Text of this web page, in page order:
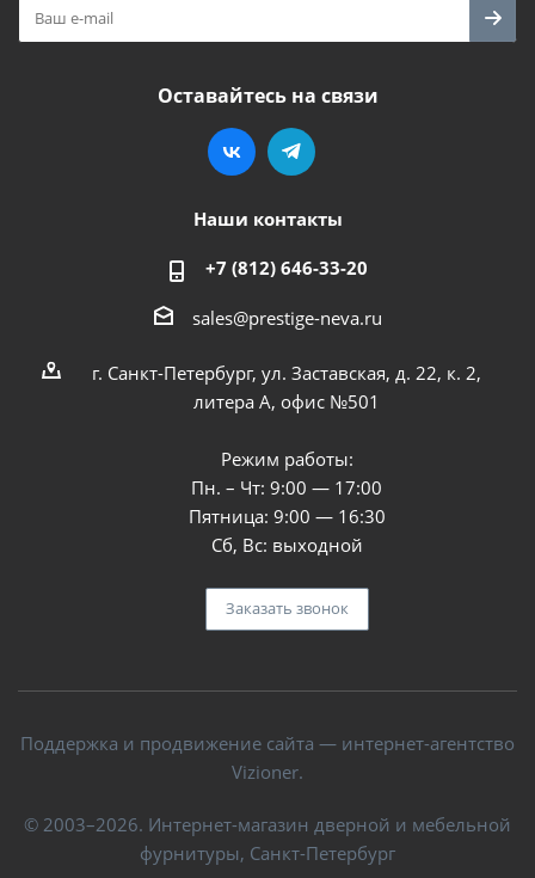
Оставайтесь на связи
Наши контакты
+7 (812) 646-33-20
sales@prestige-neva.ru
г. Санкт-Петербург, ул. Заставская, д. 22, к. 2,
литера А, офис №501
Режим работы:
Пн. – Чт: 9:00 — 17:00
Пятница: 9:00 — 16:30
Сб, Вс: выходной
Заказать звонок
Поддержка и продвижение сайта — интернет-агентство
Vizioner.
© 2003–2026. Интернет-магазин дверной и мебельной
фурнитуры, Санкт-Петербург